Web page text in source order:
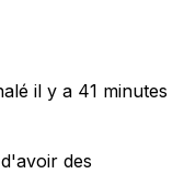
il y a 41 minutes
des